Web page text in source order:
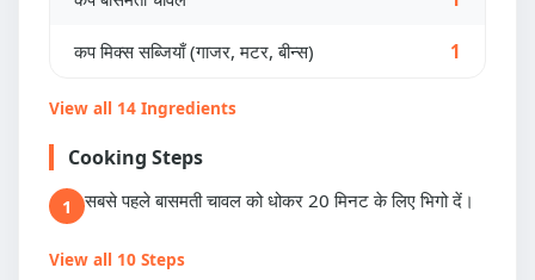
कप मिक्स सब्जियाँ (गाजर, मटर, बीन्स) 1
View all 14 Ingredients
Cooking Steps
1 सबसे पहले बासमती चावल को धोकर 20 मिनट के लिए भिगो दें।
View all 10 Steps